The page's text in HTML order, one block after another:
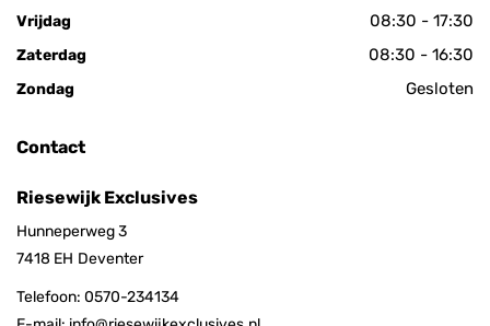
Vrijdag 08:30 - 17:30
Zaterdag 08:30 - 16:30
Zondag Gesloten
Contact
Riesewijk Exclusives
Hunneperweg 3
7418 EH Deventer
Telefoon: 0570-234134